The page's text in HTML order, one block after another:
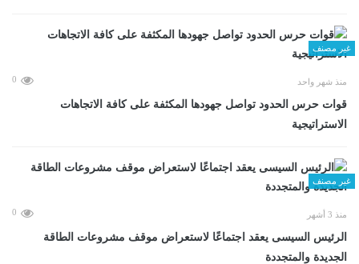
غير مصنف
منذ شهر واحد 0
قوات حرس الحدود تواصل جهودها المكثفة على كافة الاتجاهات
الاستراتيجية
غير مصنف
منذ 3 أشهر 0
الرئيس السيسى يعقد اجتماعًا لاستعراض موقف مشروعات الطاقة
الجديدة والمتجددة